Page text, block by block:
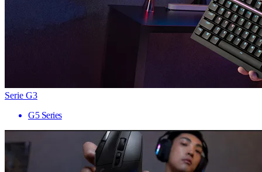
Serie G3
G5 Series